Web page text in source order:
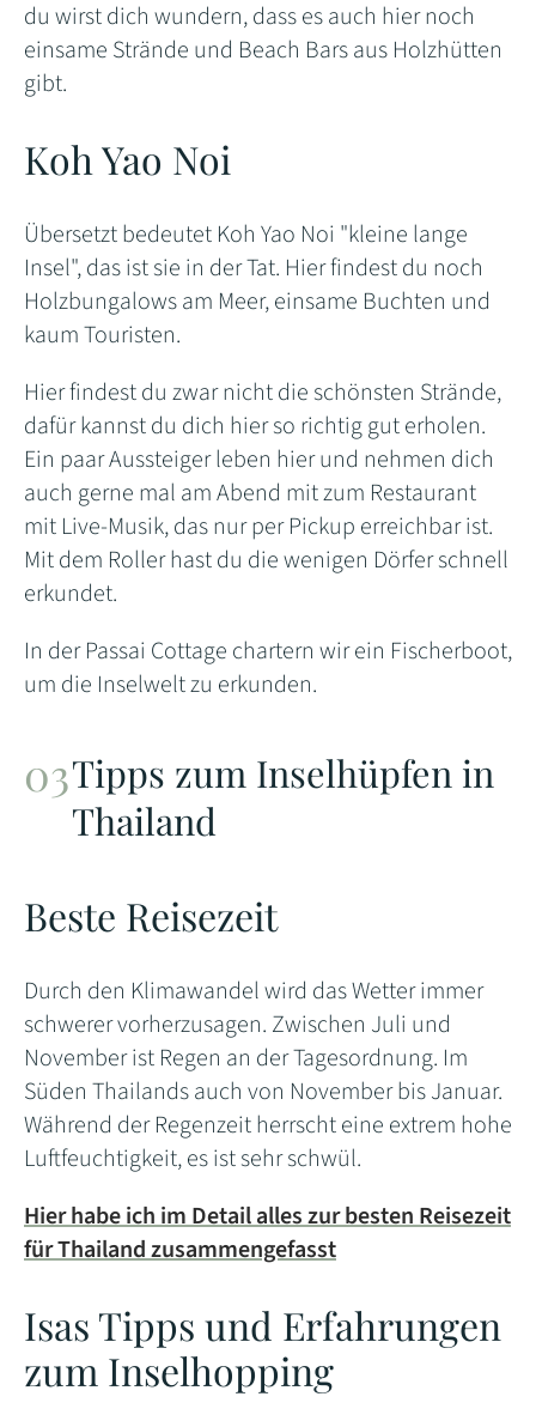
du wirst dich wundern, dass es auch hier noch
einsame Strände und Beach Bars aus Holzhütten
gibt.
Koh Yao Noi
Übersetzt bedeutet Koh Yao Noi "kleine lange
Insel", das ist sie in der Tat. Hier findest du noch
Holzbungalows am Meer, einsame Buchten und
kaum Touristen.
Hier findest du zwar nicht die schönsten Strände,
dafür kannst du dich hier so richtig gut erholen.
Ein paar Aussteiger leben hier und nehmen dich
auch gerne mal am Abend mit zum Restaurant
mit Live-Musik, das nur per Pickup erreichbar ist.
Mit dem Roller hast du die wenigen Dörfer schnell
erkundet.
In der Passai Cottage chartern wir ein Fischerboot,
um die Inselwelt zu erkunden.
Tipps zum Inselhüpfen in
Thailand
Beste Reisezeit
Durch den Klimawandel wird das Wetter immer
schwerer vorherzusagen. Zwischen Juli und
November ist Regen an der Tagesordnung. Im
Süden Thailands auch von November bis Januar.
Während der Regenzeit herrscht eine extrem hohe
Luftfeuchtigkeit, es ist sehr schwül.
Hier habe ich im Detail alles zur besten Reisezeit
für Thailand zusammengefasst
Isas Tipps und Erfahrungen
zum Inselhopping